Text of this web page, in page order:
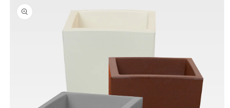
informazioni
sul prodotto